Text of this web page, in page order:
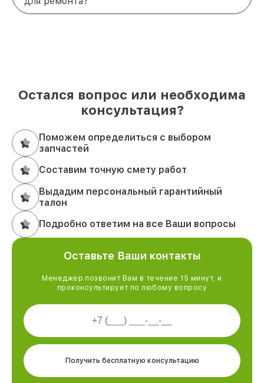
Остался вопрос или необходима
консультация?
Поможем определиться с выбором
запчастей
Составим точную смету работ
Выдадим персональный гарантийный
талон
Подробно ответим на все Ваши вопросы
Оставьте Ваши контакты
Менеджер позвонит Вам в течение 15 минут, и
проконсультирует по любому вопросу
Получить бесплатную консультацию